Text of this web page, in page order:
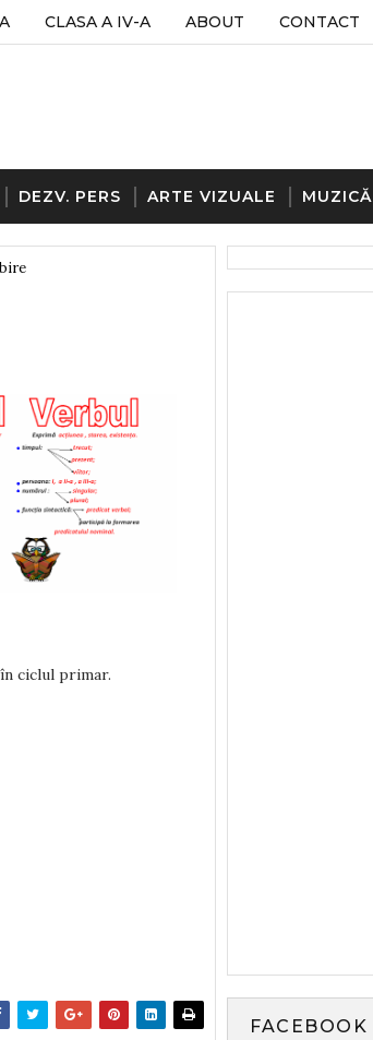
CLASA A IV-A ABOUT CONTACT
DEZV. PERS ARTE VIZUALE MUZICĂ
ciclul primar.
FACEBOOK